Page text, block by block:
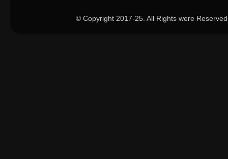
© Copyright 2017-25. All Rights were